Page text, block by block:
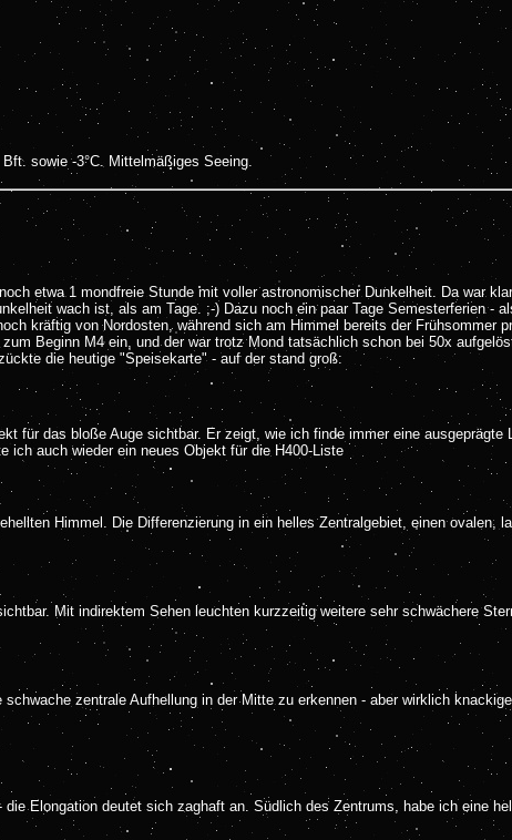
sowie -3°C. Mittelmäßiges Seeing.
etwa 1 mondfreie Stunde mit voller astronomischer Dunkelheit. Da war
wach ist, als am Tage. ;-) Dazu noch ein paar Tage Semesterferien -
kräftig von Nordosten, während sich am Himmel bereits der Frühsommer
Beginn M4 ein, und der war trotz Mond tatsächlich schon bei 50x
die heutige "Speisekarte" - auf der stand groß:
für das bloße Auge sichtbar. Er zeigt, wie ich finde immer eine ausgeprägte
ich auch wieder ein neues Objekt für die H400-Liste
Himmel. Die Differenzierung in ein helles Zentralgebiet, einen ovalen,
Mit indirektem Sehen leuchten kurzzeitig weitere sehr schwächere
zentrale Aufhellung in der Mitte zu erkennen - aber wirklich
Elongation deutet sich zaghaft an. Südlich des Zentrums, habe ich eine